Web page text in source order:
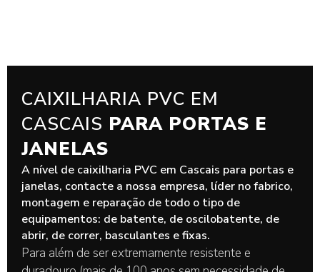
CAIXILHARIA PVC EM
CASCAIS PARA PORTAS E
JANELAS
A nível de caixilharia PVC em Cascais para portas e
janelas, contacte a nossa empresa, líder no fabrico,
montagem e reparação de todo o tipo de
equipamentos: de batente, de oscilobatente, de
abrir, de correr, basculantes e fixas.
Para além de ser extremamente resistente e